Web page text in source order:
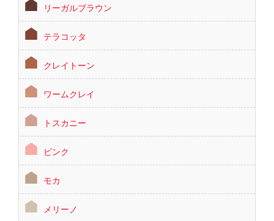
リーガルブラウン
テラコッタ
クレイトーン
ワームクレイ
トスカニー
ピンク
モカ
メリーノ